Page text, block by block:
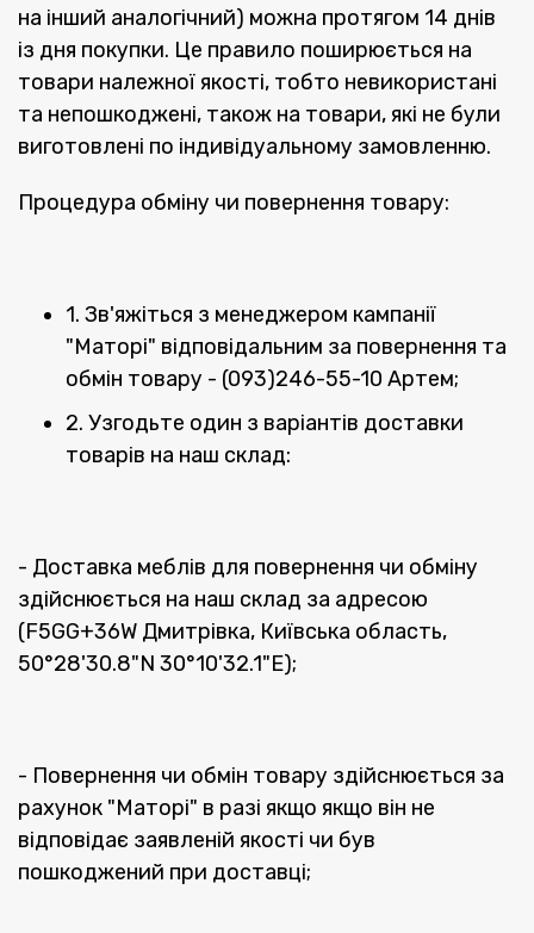
на інший аналогічний) можна протягом 14 днів
із дня покупки. Це правило поширюється на
товари належної якості, тобто невикористані
та непошкоджені, також на товари, які не були
виготовлені по індивідуальному замовленню.
Процедура обміну чи повернення товару:
1. Зв'яжіться з менеджером кампанії
"Маторі" відповідальним за повернення та
обмін товару - (093)246-55-10 Артем;
2. Узгодьте один з варіантів доставки
товарів на наш склад:
- Доставка меблів для повернення чи обміну
здійснюється на наш склад за адресою
(F5GG+36W Дмитрівка, Київська область,
50°28'30.8"N 30°10'32.1"E);
- Повернення чи обмін товару здійснюється за
рахунок "Маторі" в разі якщо якщо він не
відповідає заявленій якості чи був
пошкоджений при доставці;